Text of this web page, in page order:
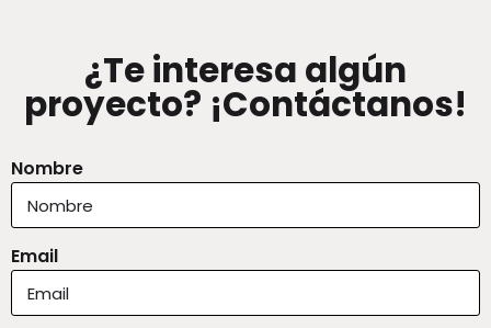
¿Te interesa algún
proyecto? ¡Contáctanos!
Nombre
Email